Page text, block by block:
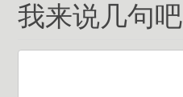
我来说几句吧